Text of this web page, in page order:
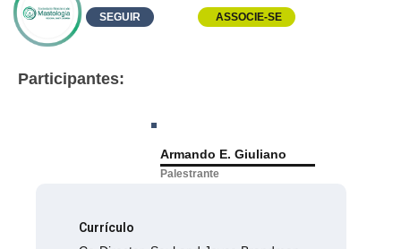
SEGUIR ASSOCIE-SE
Participantes:
Armando E. Giuliano
Palestrante
Currículo